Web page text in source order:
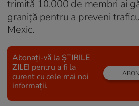
trimită 10.000 de membri ai
graniță pentru a preveni
Mexic.
Abonați-vă la ȘTIRILE
ZILEI pentru a fi la
curent cu cele mai noi
informații.